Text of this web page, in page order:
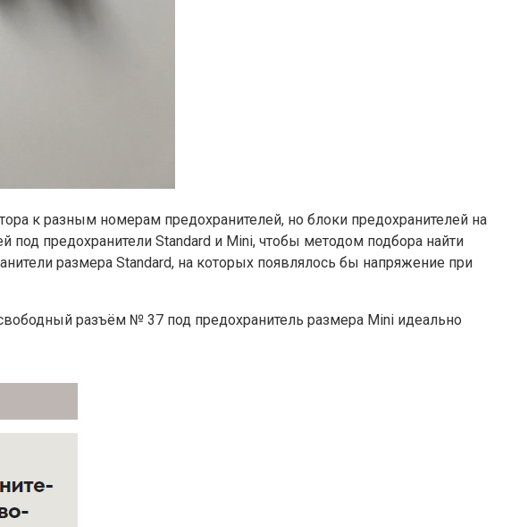
к разным номерам предохранителей, но блоки предохранителей на
под предохранители Standard и Mini, чтобы методом подбора найти
размера Standard, на которых появлялось бы напряжение при
разъём № 37 под предохранитель размера Mini идеально